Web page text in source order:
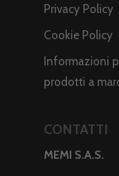
Privacy Policy
Cookie Policy
Informazioni
prodotti a
CONTATTI
MEMI S.A.S.